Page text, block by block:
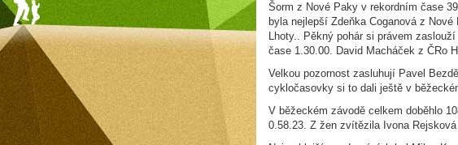
Šorm z Nové Paky v rekordním čase
byla nejlepší Zdeňka Coganová z
Lhoty.. Pěkný pohár si právem
čase 1.30.00. David Macháček z ČRo
Velkou pozornost zasluhují Pavel
cykločasovky si to dali ještě v
V běžeckém závodě celkem doběhlo
0.58.23. Z žen zvítězila Ivona